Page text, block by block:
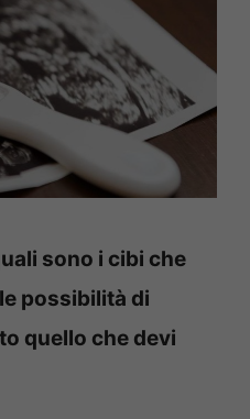
sono i cibi che
possibilità di
quello che devi